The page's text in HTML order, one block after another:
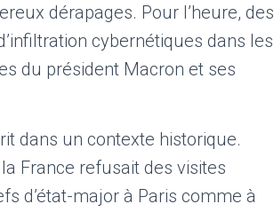
dérapages. Pour l’heure, des
cybernétiques dans les
du président Macron et ses
dans un contexte historique.
France refusait des visites
d’état-major à Paris comme à